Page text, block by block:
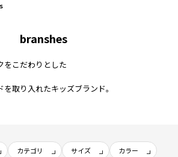
branshes
をこだわりとした
取り入れたキッズブランド。
カテゴリ サイズ カラー